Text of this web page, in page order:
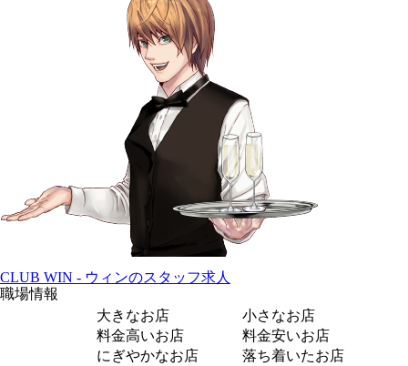
CLUB WIN - ウィンのスタッフ求人
職場情報
大きなお店
小さなお店
料金高いお店
料金安いお店
にぎやかなお店
落ち着いたお店